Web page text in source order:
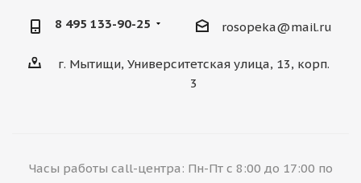
8 495 133-90-25 rosopeka@mail.ru
г. Мытищи, Университетская улица, 13, корп.
3
Часы работы call-центра: Пн-Пт с 8:00 до 17:00 по